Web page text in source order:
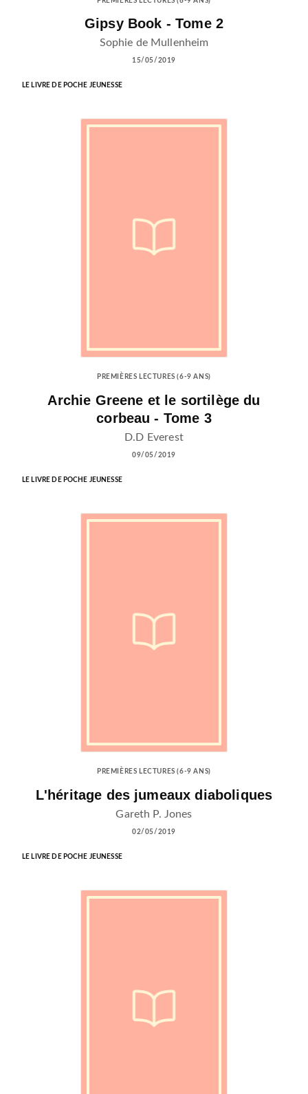
Gipsy Book - Tome 2
Sophie de Mullenheim
15/05/2019
LE LIVRE DE POCHE JEUNESSE
PREMIÈRES LECTURES (6-9 ANS)
Archie Greene et le sortilège du
corbeau - Tome 3
D.D Everest
09/05/2019
LE LIVRE DE POCHE JEUNESSE
PREMIÈRES LECTURES (6-9 ANS)
L'héritage des jumeaux diaboliques
Gareth P. Jones
02/05/2019
LE LIVRE DE POCHE JEUNESSE